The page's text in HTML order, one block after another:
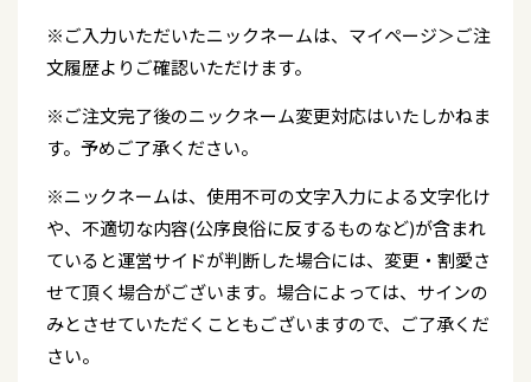
※ご入力いただいたニックネームは、マイページ＞ご注
文履歴よりご確認いただけます。
※ご注文完了後のニックネーム変更対応はいたしかねま
す。予めご了承ください。
※ニックネームは、使用不可の文字入力による文字化け
や、不適切な内容(公序良俗に反するものなど)が含まれ
ていると運営サイドが判断した場合には、変更・割愛さ
せて頂く場合がございます。場合によっては、サインの
みとさせていただくこともございますので、ご了承くだ
さい。